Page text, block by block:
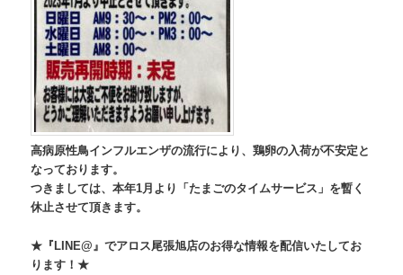
高病原性鳥インフルエンザの流行により、鶏卵の入荷が不安定と
なっております。
つきましては、本年1月より「たまごのタイムサービス」を暫く
休止させて頂きます。
★『LINE@』でアロス尾張旭店のお得な情報を配信いたしてお
ります！★